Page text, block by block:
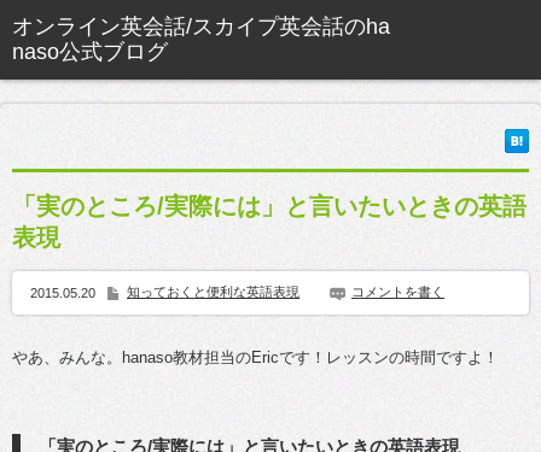
「実のところ/実際には」と言いたいときの英語
表現
2015.05.20 知っておくと便利な英語表現 コメントを書く
やあ、みんな。hanaso教材担当のEricです！レッスンの時間ですよ！
「実のところ/実際には」と言いたいときの英語表現